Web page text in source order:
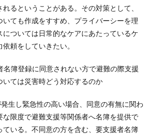
るということがある。その対策として、
いても作成をすすめ、プライバーシーを理
については日常的なケアにあたっているケ
頼をしていきたい。
簿登録に同意されない方で避難の際支援
いては災害時どう対応するのか
生し緊急性の高い場合、同意の有無に関わ
な限度で避難支援等関係者へ名簿を提供で
ている。不同意の方を含む、要支援者名簿